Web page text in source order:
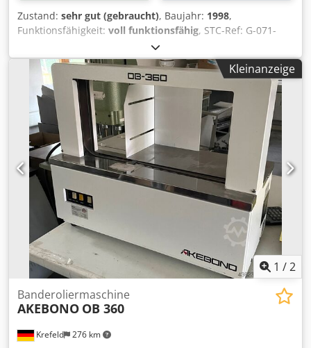
Zustand: sehr gut (gebraucht), Baujahr: 1998,
Funktionsfähigkeit: voll funktionsfähig, STC-Ref: G-071-
2423 Polar 78-ES ,Baujahr: 1998 Format: 0x780 mm
Ausstattung: - Sicherheitslichtschranke - Fotozelle -
Hintertischschutz - Datenspeicher für Programme -
Lufttisch links - Lufttisch links - Lufttisch Crsdpfx Afozdu N
Ee Asf - Bildschirm (Monitor) - Ersatzmesser
Kleinanzeige
1 /2
Krefeld 276 km
Banderoliermaschine
AKEBONO OB 360